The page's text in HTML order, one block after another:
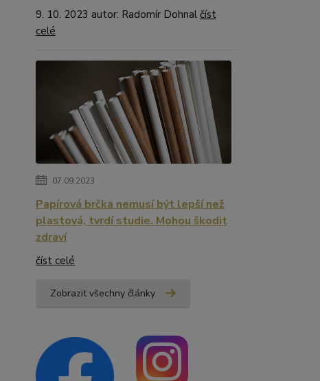
9. 10. 2023 autor: Radomír Dohnal číst
celé
07.09.2023
Papírová brčka nemusí být lepší než
plastová, tvrdí studie. Mohou škodit
zdraví
číst celé
Zobrazit všechny články